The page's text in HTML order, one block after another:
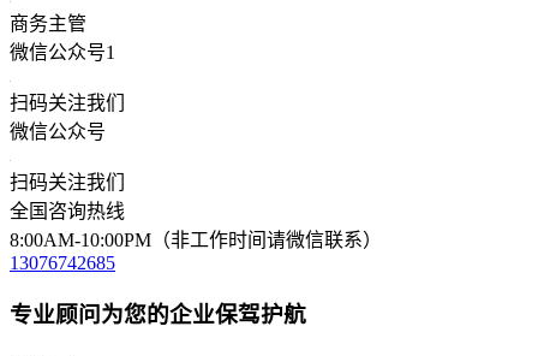
商务主管
微信公众号1
扫码关注我们
微信公众号
扫码关注我们
全国咨询热线
8:00AM-10:00PM（非工作时间请微信联系）
13076742685
专业顾问为您的企业保驾护航